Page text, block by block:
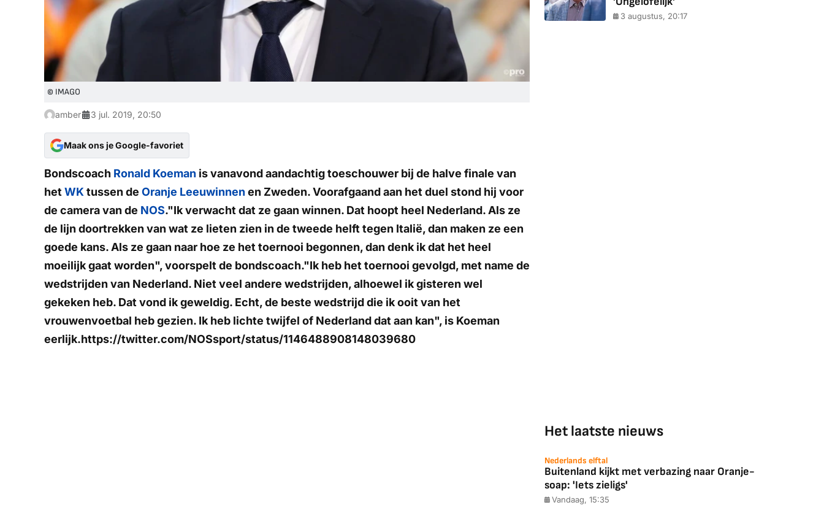
© IMAGO
amber 3 jul. 2019, 20:50
Maak ons je Google-favoriet
Bondscoach Ronald Koeman is vanavond aandachtig toeschouwer bij de halve finale van
hetWKtussen de Oranje Leeuwinnen en Zweden. Voorafgaand aan het duel stond hij voor
de camera van de NOS."Ik verwacht dat ze gaan winnen. Dat hoopt heel Nederland. Als ze
de lijn doortrekken van wat ze lieten zien in de tweede helft tegen Italië, dan maken ze een
goede kans. Als ze gaan naar hoe ze het toernooi begonnen, dan denk ik dat het heel
moeilijk gaat worden", voorspelt de bondscoach."Ik heb het toernooi gevolgd, met name de
wedstrijden van Nederland. Niet veel andere wedstrijden, alhoewel ik gisteren wel
gekeken heb. Dat vond ik geweldig. Echt, de beste wedstrijd die ik ooit van het
vrouwenvoetbal heb gezien. Ik heb lichte twijfel of Nederland dat aan kan", is Koeman
eerlijk.https://twitter.com/NOSsport/status/1146488908148039680
3 augustus, 20:17
Het laatste nieuws
Nederlands elftal
Buitenland kijkt met verbazing naar Oranje-
soap: 'Iets zieligs'
Vandaag, 15:35